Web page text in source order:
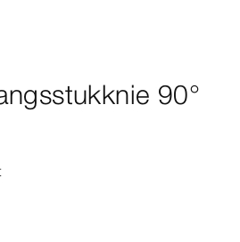
90°